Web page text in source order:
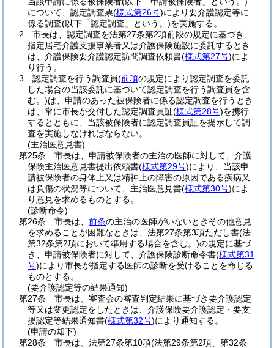
について、認定調査票(様式第26号)により要介護認定等に
係る調査(以下「認定調査」という。)を実施する。
2
市長は、認定調査を法第27条第2項前段の規定に基づき、
指定居宅介護支援事業者又は介護保険施設に委託するとき
は、介護保険要介護認定訪問調査依頼書(様式第27号)によ
り行う。
3
認定調査を行う調査員(前項の規定により認定調査を委託
した場合の当該委託に基づいて認定調査を行う調査員を含
む。)は、申請のあった被保険者に係る認定調査を行うとき
は、常に市長が交付した認定調査員証(様式第28号)を携行
するとともに、当該被保険者に認定調査員証を提示して調
査を実施しなければならない。
(主治医意見書)
第25条
市長は、申請被保険者の主治の医師に対して、介護
保険主治医意見書提出依頼書(様式第29号)により、当該申
請被保険者の身体上又は精神上の障害の原因である疾病又
は負傷の状況等について、主治医意見書(様式第30号)によ
り意見を求めるものとする。
(診断命令)
第26条
市長は、 前条の主治の医師がいないときその他意見
を求めることが困難なときは、法第27条第3項ただし書(法
第32条第2項において準用する場合を含む。)の規定に基づ
き、申請被保険者に対して、介護保険診断命令書(様式第31
号)により市長が指定する医師の診断を受けることを命じる
ものとする。
(要介護認定等の結果通知)
第27条
市長は、審査会の審査判定結果に基づき要介護認定
等又は変更認定をしたときは、介護保険要介護認定・要支
援認定等結果通知書(様式第32号)により通知する。
(申請の却下)
第28条
市長は、法第27条第10項(法第29条第2項、第32条